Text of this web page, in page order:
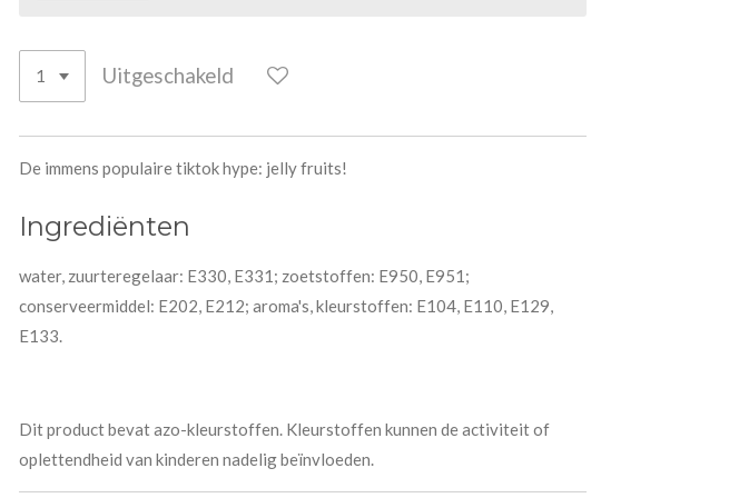
Uitgeschakeld
De immens populaire tiktok hype: jelly fruits!
Ingrediënten
water, zuurteregelaar: E330, E331; zoetstoffen: E950, E951;
conserveermiddel: E202, E212; aroma's, kleurstoffen: E104, E110, E129,
E133.
Dit product bevat azo-kleurstoffen. Kleurstoffen kunnen de activiteit of
oplettendheid van kinderen nadelig beïnvloeden.